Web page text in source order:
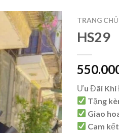
TRANG CHỦ
HS29
Ưu Đãi Khi
Tặng
Giao
Cam